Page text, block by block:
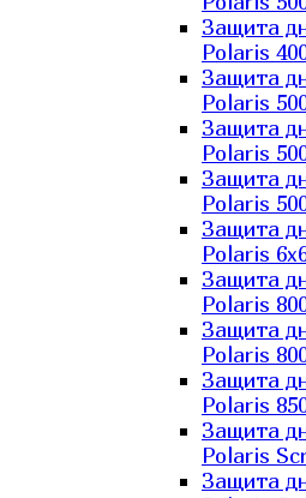
Защита
Polaris
Защита
Polaris
Защита
Polaris
Защита
Polaris
Защита
Polaris
Защита
Polaris
Защита
Polaris
Защита
Polaris
Защита
Polaris
Защита